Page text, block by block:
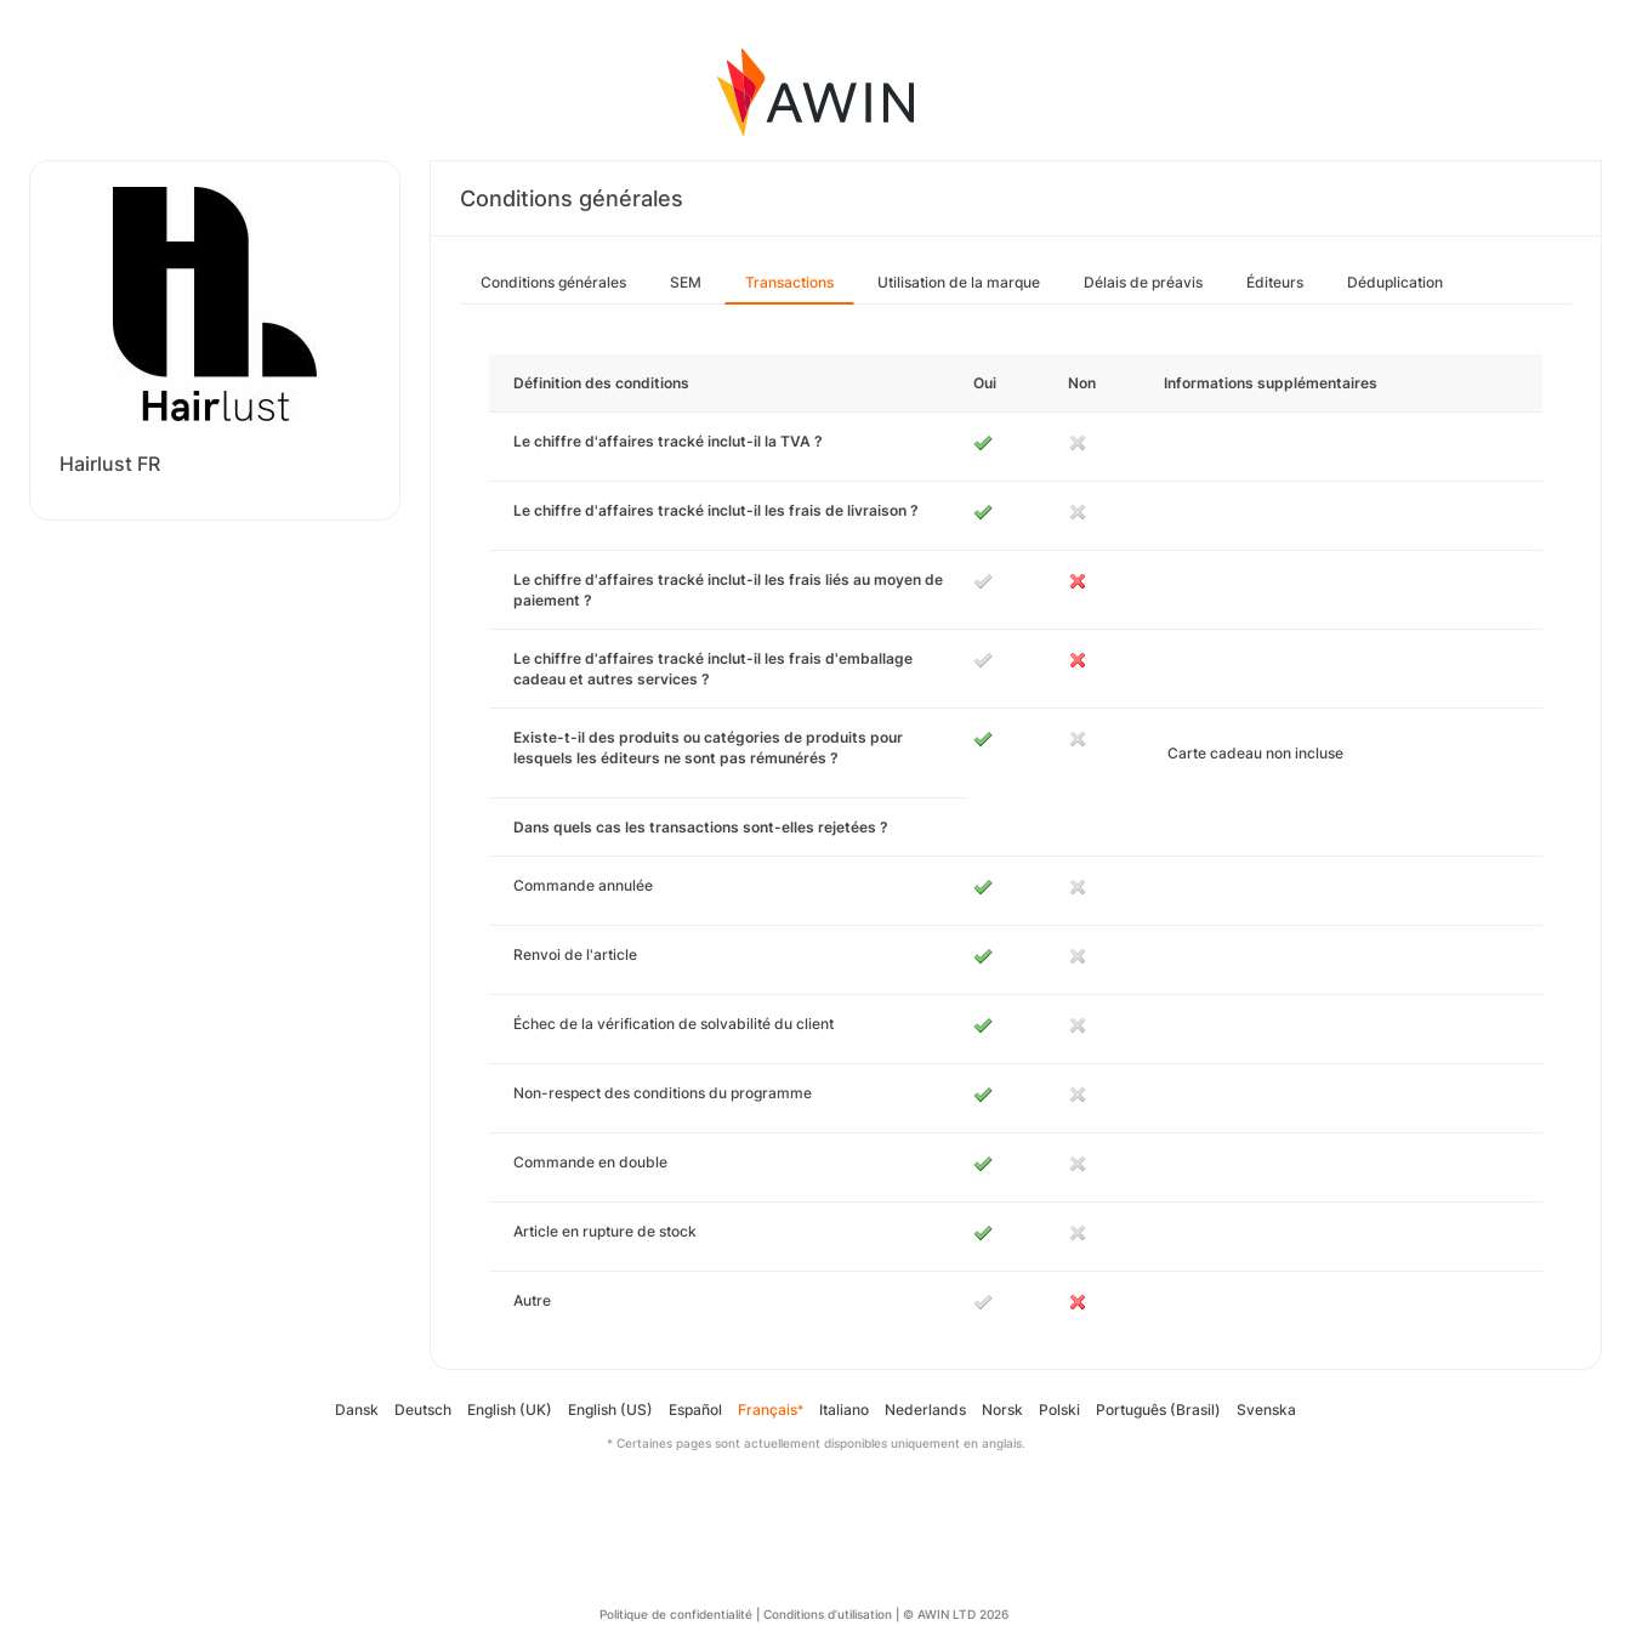
Hairlust FR
Conditions générales
Conditions générales SEM Transactions Utilisation de la marque Délais de préavis Éditeurs Déduplication
Définition des conditions Oui Non Informations supplémentaires
Le chiffre d'affaires tracké inclut-il la TVA ?
Le chiffre d'affaires tracké inclut-il les frais de livraison ?
Le chiffre d'affaires tracké inclut-il les frais liés au moyen de
paiement ?
Le chiffre d'affaires tracké inclut-il les frais d'emballage
cadeau et autres services ?
Existe-t-il des produits ou catégories de produits pour
lesquels les éditeurs ne sont pas rémunérés ?
Carte cadeau non incluse
Dans quels cas les transactions sont-elles rejetées ?
Commande annulée
Renvoi de l'article
Échec de la vérification de solvabilité du client
Non-respect des conditions du programme
Commande en double
Article en rupture de stock
Autre
Dansk Deutsch English (UK) English (US) Español Français* Italiano Nederlands Norsk Polski Português (Brasil) Svenska
* Certaines pages sont actuellement disponibles uniquement en anglais.
Politique de confidentialité| Conditions d’utilisation| © AWIN LTD 2026